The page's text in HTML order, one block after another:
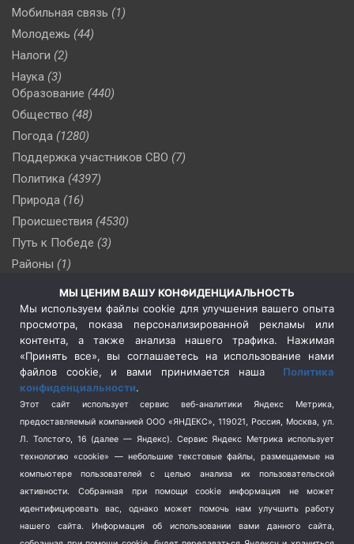
Мобильная связь (1)
Молодежь (44)
Налоги (2)
Наука (3)
Образование (440)
Общество (48)
Погода (1280)
Поддержка участников СВО (7)
Политика (4397)
Природа (16)
Происшествия (4530)
Путь к Победе (3)
Районы (1)
(510)
Сельское хозяйство (3)
Социальная политика
(3)
Спецоперация в Украине
Спецоперация на Украине
(404)
Спорт (740)
Терроризм (1)
Транспорт (262)
Туризм (178)
МЫ ЦЕНИМ ВАШУ КОНФИДЕНЦИАЛЬНОСТЬ
Мы используем файлы cookie для улучшения вашего опыта
просмотра, показа персонализированной рекламы или
контента, а также анализа нашего трафика. Нажимая
«Принять все», вы соглашаетесь на использование нами
файлов cookie, и вами принимается наша Политика
конфиденциальности.
Этот сайт использует сервис веб-аналитики Яндекс Метрика,
предоставляемый компанией ООО «ЯНДЕКС», 119021, Россия, Москва, ул.
Л. Толстого, 16 (далее — Яндекс). Сервис Яндекс Метрика использует
технологию «cookie» — небольшие текстовые файлы, размещаемые на
компьютере пользователей с целью анализа их пользовательской
активности.
Собранная при помощи cookie информация не может
идентифицировать вас, однако может помочь нам улучшить работу
нашего сайта. Информация об использовании вами данного сайта,